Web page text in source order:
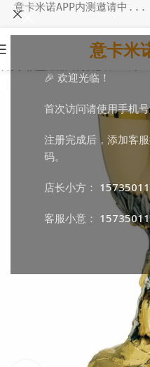
🎉 欢迎光临！
首次访问请使用手机
注册完成后，添加客
码。
店长小方：
客服小意：
意卡米诺APP内测邀请中...
意卡米